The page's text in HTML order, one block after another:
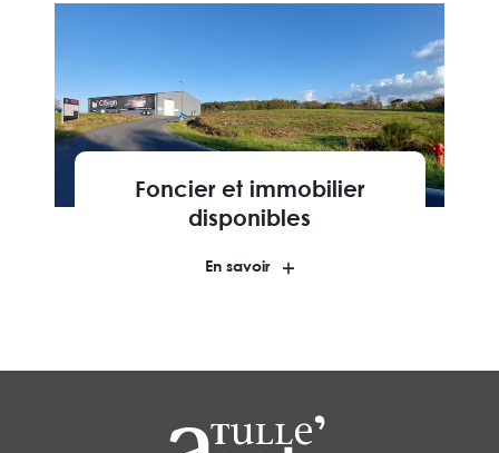
Foncier et immobilier
disponibles
En savoir